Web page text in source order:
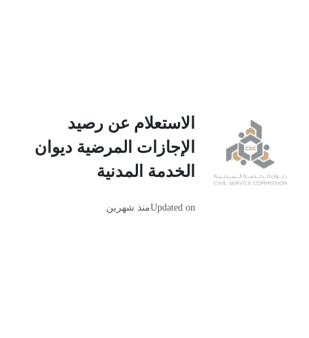
الاستعلام عن رصيد
الإجازات المرضية ديوان
الخدمة المدنية
Updated onمنذ شهرين